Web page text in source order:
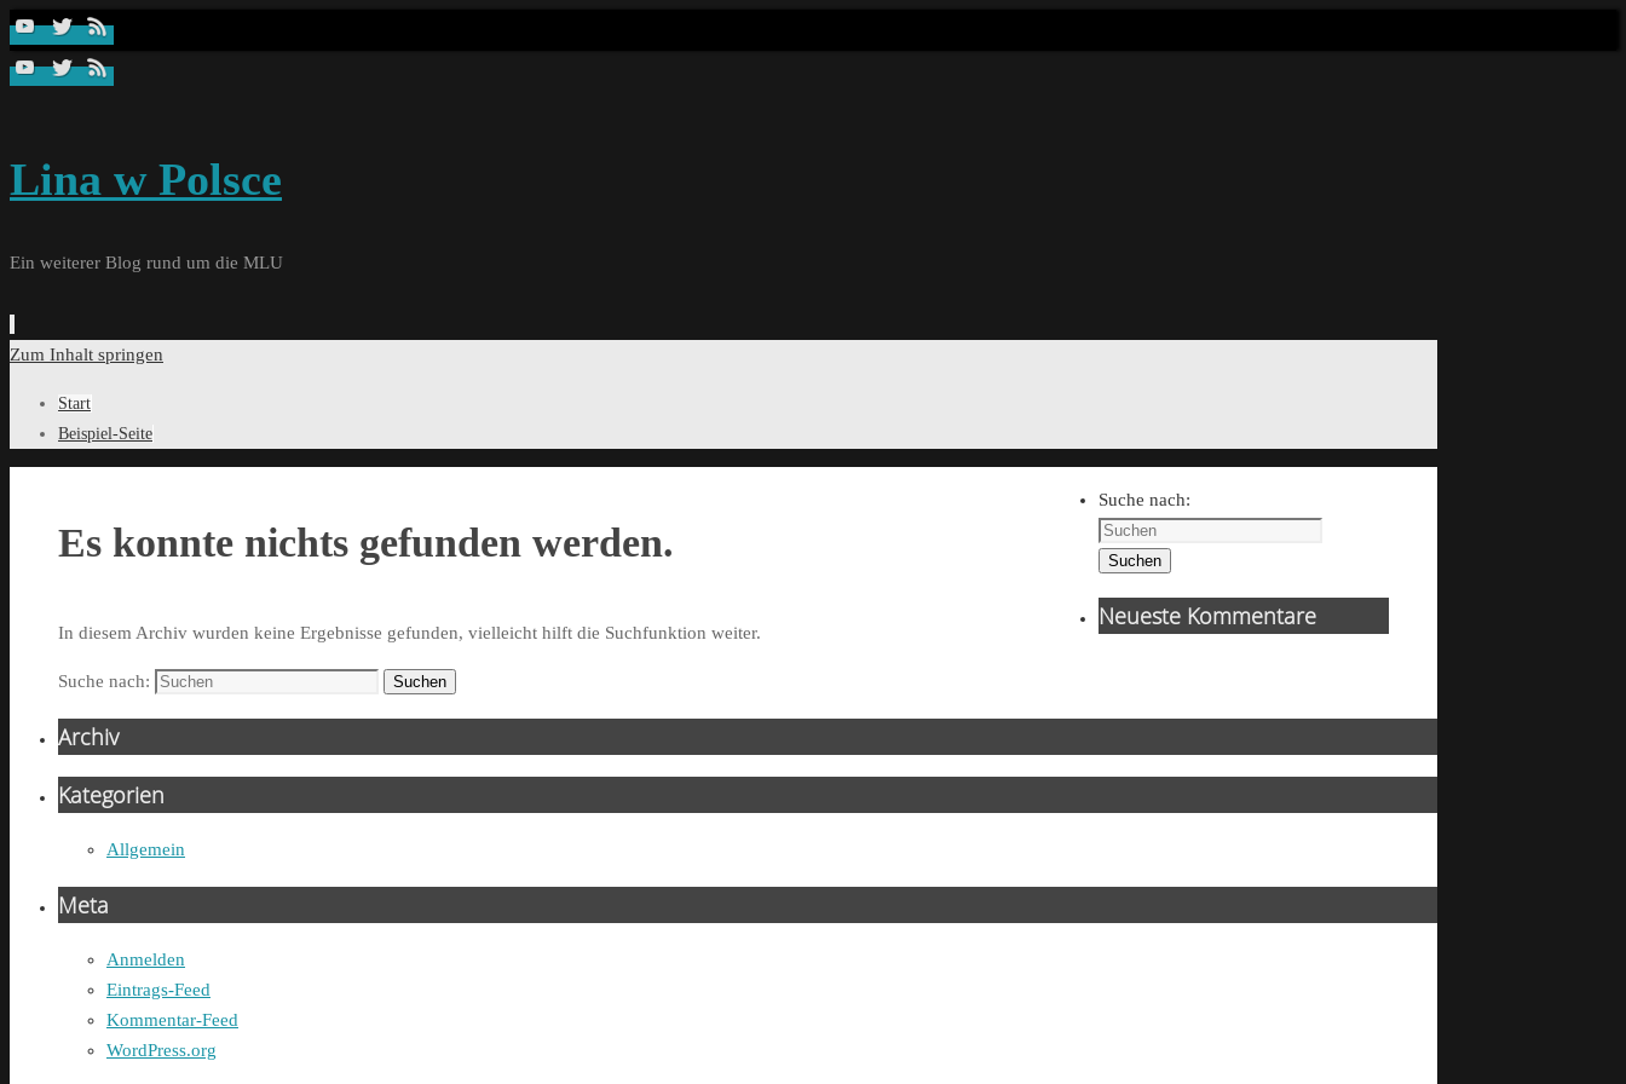
Lina w Polsce
Ein weiterer Blog rund um die MLU
Zum Inhalt springen
Start
Beispiel-Seite
Es konnte nichts gefunden werden.
In diesem Archiv wurden keine Ergebnisse gefunden, vielleicht hilft die Suchfunktion weiter.
Suche nach: Suchen
Suche nach:
Suchen
Neueste Kommentare
Archiv
Kategorien
Allgemein
Meta
Anmelden
Eintrags-Feed
Kommentar-Feed
WordPress.org